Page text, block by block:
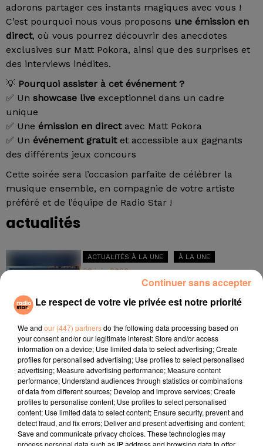
adorons partager ces instants magiques avec vous !
C’est pourquoi nous vous proposons une émission en
direct, où vous pourrez découvrir des anecdotes
exclusives sur Matt Pokora, ainsi que des surprises et
des interviews inédites.
💡 Pourquoi assister à cet événement ?
✅ Un showcase live exceptionnel dans un cadre
unique
✅ Une émission en directavec Matt Pokora
✅ Un événement gratuitet accessible aux gagnants
des différents jeux concours
Cette soirée sera l’occasion parfaite de célébrer la
musique ensemble, en compagnie de votre artiste
préféré et de l’équipe de Radio Star !
actualités
ACTUALITÉS À LA UNE À LA UNE
23 juin 2026
Les Sunset Live des Terrasses
2026
ACTUALITÉS À LA UNE À LA UNE
23 juin 2026
L'ASTROLUNA avec Radio Star
on air
Le respect de votre vie privée est notre priorité
We and our (447) partnersdo the following data processing based on
your consent and/or our legitimate interest: Store and/or access
information on a device; Use limited data to select advertising; Create
profiles for personalised advertising; Use profiles to select personalised
advertising; Measure advertising performance; Measure content
performance; Understand audiences through statistics or combinations
of data from different sources; Develop and improve services; Create
profiles to personalise content; Use profiles to select personalised
content; Use limited data to select content; Ensure security, prevent and
detect fraud, and fix errors; Deliver and present advertising and content;
Save and communicate privacy choices. These technologies may
process personal data such as IP address and browsing data to offer
Continuer sans accepter